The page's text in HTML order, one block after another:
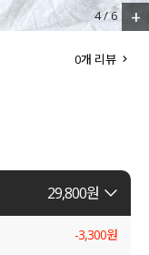
4/6 +
0개 리뷰
29,800원
-3,300원